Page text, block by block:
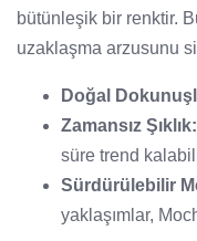
bütünleşik bir renktir.
uzaklaşma arzusunu
Doğal
Zamansız Şıklık:
süre trend
Sürdürülebilir
yaklaşımlar,